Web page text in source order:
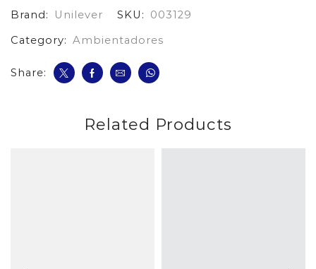
Brand: Unilever SKU:
003129
Category: Ambientadores
Share:
Related Products